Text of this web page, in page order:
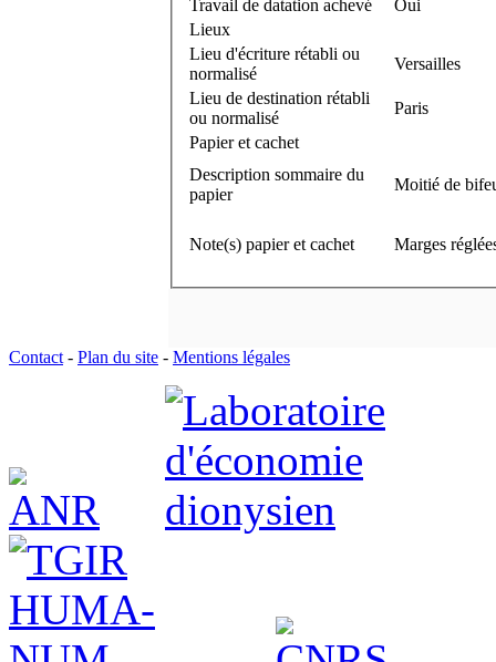
Travail de datation achevé
Oui
Lieux
Lieu d'écriture rétabli ou
normalisé
Versailles
Lieu de destination rétabli
ou normalisé
Paris
Papier et cachet
Description sommaire du
papier
Moitié de
Note(s) papier et cachet Marges
Contact - Plan du site - Mentions légales